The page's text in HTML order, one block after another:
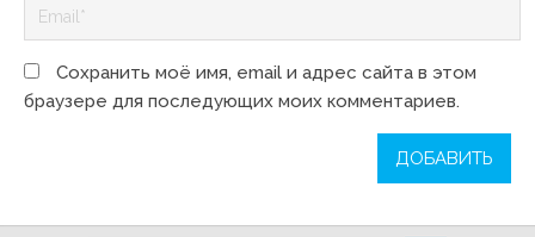
Сохранить моё имя, email и адрес сайта в этом
браузере для последующих моих комментариев.